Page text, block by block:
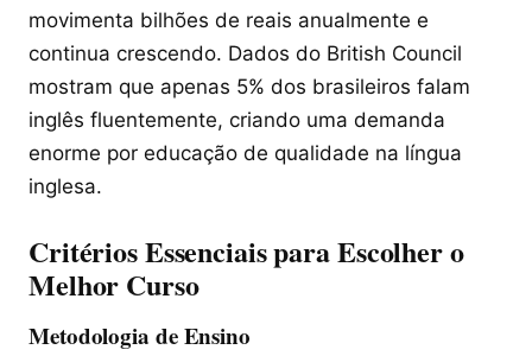
movimenta bilhões de reais anualmente e
continua crescendo. Dados do British Council
mostram que apenas 5% dos brasileiros falam
inglês fluentemente, criando uma demanda
enorme por educação de qualidade na língua
inglesa.
Critérios Essenciais para Escolher o
Melhor Curso
Metodologia de Ensino